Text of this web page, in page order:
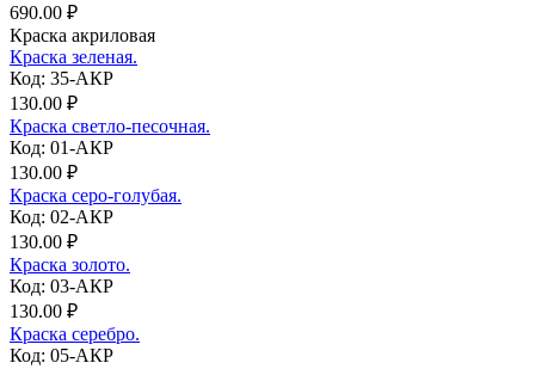
690.00 ₽
Краска акриловая
Краска зеленая.
Код: 35-АКР
130.00 ₽
Краска светло-песочная.
Код: 01-АКР
130.00 ₽
Краска серо-голубая.
Код: 02-АКР
130.00 ₽
Краска золото.
Код: 03-АКР
130.00 ₽
Краска серебро.
Код: 05-АКР